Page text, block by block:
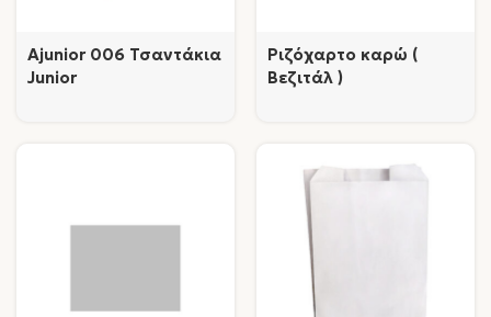
Ajunior 006 Τσαντάκια
Junior
Ριζόχαρτο καρώ (
Βεζιτάλ )